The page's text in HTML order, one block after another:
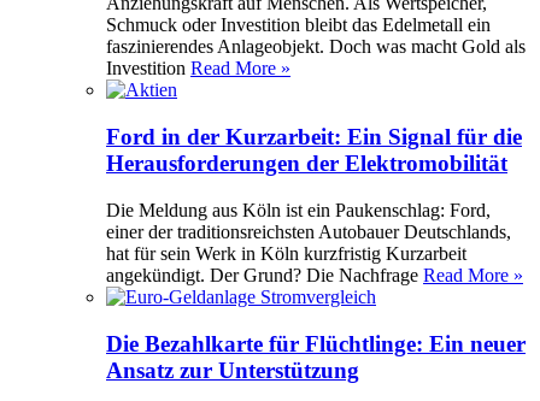
Schmuck oder Investition bleibt das Edelmetall ein
faszinierendes Anlageobjekt. Doch was macht Gold als
Investition Read More »
Ford in der Kurzarbeit: Ein Signal für die
Herausforderungen der Elektromobilität
Die Meldung aus Köln ist ein Paukenschlag: Ford,
einer der traditionsreichsten Autobauer Deutschlands,
hat für sein Werk in Köln kurzfristig Kurzarbeit
angekündigt. Der Grund? Die Nachfrage Read More »
Die Bezahlkarte für Flüchtlinge: Ein neuer
Ansatz zur Unterstützung